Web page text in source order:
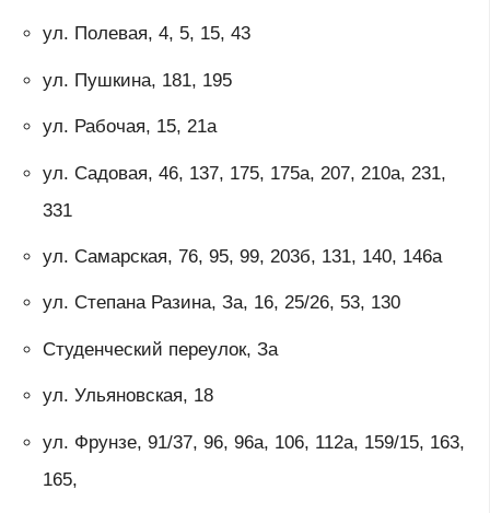
ул. Полевая, 4, 5, 15, 43
ул. Пушкина, 181, 195
ул. Рабочая, 15, 21а
ул. Садовая, 46, 137, 175, 175а, 207, 210а, 231,
331
ул. Самарская, 76, 95, 99, 203б, 131, 140, 146а
ул. Степана Разина, За, 16, 25/26, 53, 130
Студенческий переулок, За
ул. Ульяновская, 18
ул. Фрунзе, 91/37, 96, 96а, 106, 112а, 159/15, 163,
165,